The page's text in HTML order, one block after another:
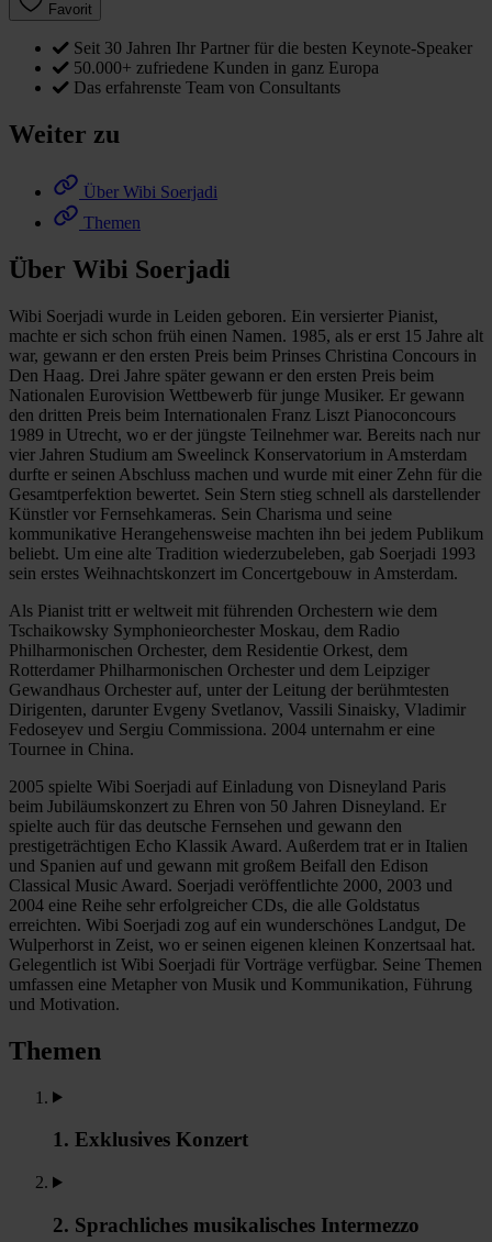
Favorit
Seit 30 Jahren Ihr Partner für die besten Keynote-Speaker
50.000+ zufriedene Kunden in ganz Europa
Das erfahrenste Team von Consultants
Weiter zu
Über Wibi Soerjadi
Themen
Über Wibi Soerjadi
Wibi Soerjadi wurde in Leiden geboren. Ein versierter Pianist,
machte er sich schon früh einen Namen. 1985, als er erst 15 Jahre alt
war, gewann er den ersten Preis beim Prinses Christina Concours in
Den Haag. Drei Jahre später gewann er den ersten Preis beim
Nationalen Eurovision Wettbewerb für junge Musiker. Er gewann
den dritten Preis beim Internationalen Franz Liszt Pianoconcours
1989 in Utrecht, wo er der jüngste Teilnehmer war. Bereits nach nur
vier Jahren Studium am Sweelinck Konservatorium in Amsterdam
durfte er seinen Abschluss machen und wurde mit einer Zehn für die
Gesamtperfektion bewertet. Sein Stern stieg schnell als darstellender
Künstler vor Fernsehkameras. Sein Charisma und seine
kommunikative Herangehensweise machten ihn bei jedem Publikum
beliebt. Um eine alte Tradition wiederzubeleben, gab Soerjadi 1993
sein erstes Weihnachtskonzert im Concertgebouw in Amsterdam.
Als Pianist tritt er weltweit mit führenden Orchestern wie dem
Tschaikowsky Symphonieorchester Moskau, dem Radio
Philharmonischen Orchester, dem Residentie Orkest, dem
Rotterdamer Philharmonischen Orchester und dem Leipziger
Gewandhaus Orchester auf, unter der Leitung der berühmtesten
Dirigenten, darunter Evgeny Svetlanov, Vassili Sinaisky, Vladimir
Fedoseyev und Sergiu Commissiona. 2004 unternahm er eine
Tournee in China.
2005 spielte Wibi Soerjadi auf Einladung von Disneyland Paris
beim Jubiläumskonzert zu Ehren von 50 Jahren Disneyland. Er
spielte auch für das deutsche Fernsehen und gewann den
prestigeträchtigen Echo Klassik Award. Außerdem trat er in Italien
und Spanien auf und gewann mit großem Beifall den Edison
Classical Music Award. Soerjadi veröffentlichte 2000, 2003 und
2004 eine Reihe sehr erfolgreicher CDs, die alle Goldstatus
erreichten. Wibi Soerjadi zog auf ein wunderschönes Landgut, De
Wulperhorst in Zeist, wo er seinen eigenen kleinen Konzertsaal hat.
Gelegentlich ist Wibi Soerjadi für Vorträge verfügbar. Seine Themen
umfassen eine Metapher von Musik und Kommunikation, Führung
und Motivation.
Themen
1. Exklusives Konzert
2. Sprachliches musikalisches Intermezzo